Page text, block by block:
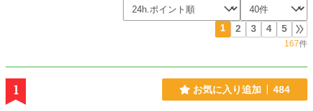
1 2 3 4 5
167件
1 お気に入り追加 484